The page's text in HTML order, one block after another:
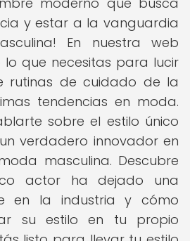
y estar a la vanguardia
En nuestra web
que necesitas para lucir
rutinas de cuidado de la
tendencias en moda.
sobre el estilo único
verdadero innovador en
masculina. Descubre
actor ha dejado una
en la industria y cómo
su estilo en tu propio